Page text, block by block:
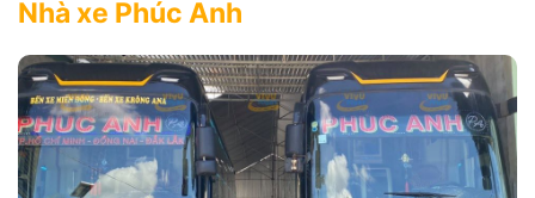
Nhà xe Phúc Anh